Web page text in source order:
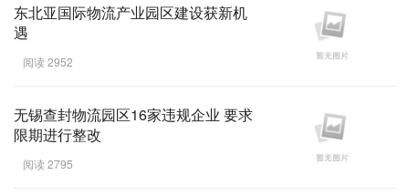
东北亚国际物流产业园区建设获新机
遇
阅读 2952
无锡查封物流园区16家违规企业 要求
限期进行整改
阅读 2795